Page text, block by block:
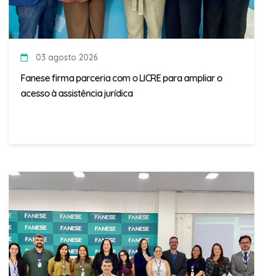
03 agosto 2026
Fanese firma parceria com o LICRE para ampliar o
acesso à assistência jurídica